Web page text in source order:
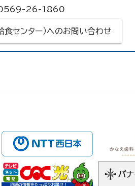
0569-26-1860
センター）へのお問い合わせ